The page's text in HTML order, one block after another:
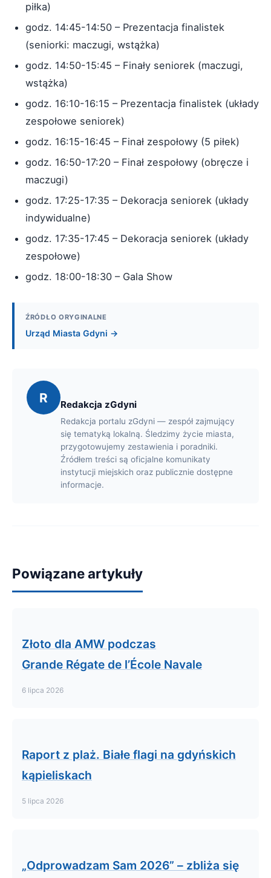
piłka)
godz. 14:45-14:50 – Prezentacja finalistek
(seniorki: maczugi, wstążka)
godz. 14:50-15:45 – Finały seniorek (maczugi,
wstążka)
godz. 16:10-16:15 – Prezentacja finalistek (układy
zespołowe seniorek)
godz. 16:15-16:45 – Finał zespołowy (5 piłek)
godz. 16:50-17:20 – Finał zespołowy (obręcze i
maczugi)
godz. 17:25-17:35 – Dekoracja seniorek (układy
indywidualne)
godz. 17:35-17:45 – Dekoracja seniorek (układy
zespołowe)
godz. 18:00-18:30 – Gala Show
ŹRÓDŁO ORYGINALNE
Urząd Miasta Gdyni →
R Redakcja zGdyni
Redakcja portalu zGdyni — zespół zajmujący
się tematyką lokalną. Śledzimy życie miasta,
przygotowujemy zestawienia i poradniki.
Źródłem treści są oficjalne komunikaty
instytucji miejskich oraz publicznie dostępne
informacje.
Powiązane artykuły
Złoto dla AMW podczas
Grande Régate de l’École Navale
6 lipca 2026
Raport z plaż. Białe flagi na gdyńskich
kąpieliskach
5 lipca 2026
„Odprowadzam Sam 2026” – zbliża się